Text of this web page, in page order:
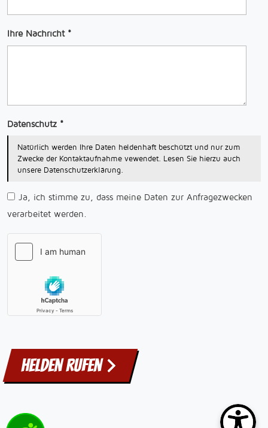
Ihre Nachricht *
Datenschutz *
Natürlich werden Ihre Daten heldenhaft beschützt und nur zum
Zwecke der Kontaktaufnahme vewendet. Lesen Sie hierzu auch
unsere Datenschutzerklärung.
Ja, ich stimme zu, dass meine Daten zur Anfragezwecken
verarbeitet werden.
Helden rufen